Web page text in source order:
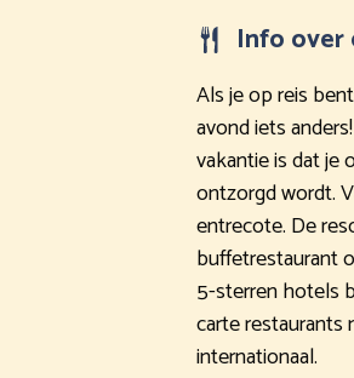
Info over
Als je op reis
avond iets
vakantie is dat je
ontzorgd wordt.
entrecote. De
buffetrestaurant
5-sterren hotels
carte restaurants
internationaal.